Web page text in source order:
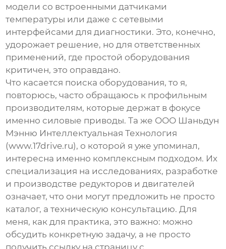
модели со встроенными датчиками
температуры или даже с сетевыми
интерфейсами для диагностики. Это, конечно,
удорожает решение, но для ответственных
применений, где простой оборудования
критичен, это оправдано.
Что касается поиска оборудования, то я,
повторюсь, часто обращаюсь к профильным
производителям, которые держат в фокусе
именно силовые приводы. Та же ООО Шаньдун
Мэнню Интеллектуальная Технология
(www.17drive.ru), о которой я уже упоминал,
интересна именно комплексным подходом. Их
специализация на исследованиях, разработке
и производстве редукторов и двигателей
означает, что они могут предложить не просто
каталог, а техническую консультацию. Для
меня, как для практика, это важно: можно
обсудить конкретную задачу, а не просто